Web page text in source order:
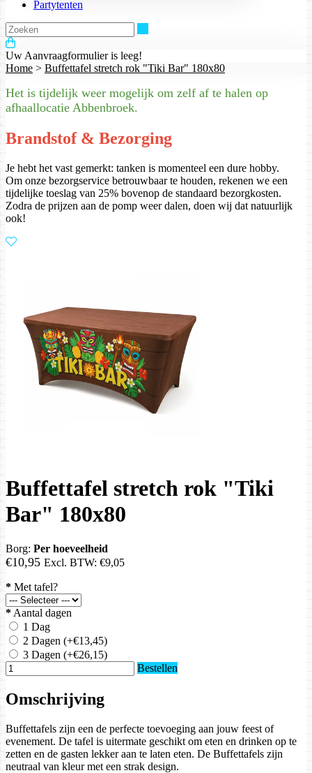
Partytenten
Uw Aanvraagformulier is leeg!
Home > Buffettafel stretch rok "Tiki Bar" 180x80
Het is tijdelijk weer mogelijk om zelf af te halen op
afhaallocatie Abbenbroek.
Brandstof & Bezorging
Je hebt het vast gemerkt: tanken is momenteel een dure hobby.
Om onze bezorgservice betrouwbaar te houden, rekenen we een
tijdelijke toeslag van 25% bovenop de standaard bezorgkosten.
Zodra de prijzen aan de pomp weer dalen, doen wij dat natuurlijk
ook!
Buffettafel stretch rok "Tiki
Bar" 180x80
Borg: Per hoeveelheid
€10,95 Excl. BTW: €9,05
* Met tafel?
* Aantal dagen
1 Dag
2 Dagen (+€13,45)
3 Dagen (+€26,15)
Bestellen
Omschrijving
Buffettafels zijn een de perfecte toevoeging aan jouw feest of
evenement. De tafel is uitermate geschikt om eten en drinken op te
zetten en de gasten lekker aan te laten eten. De Buffettafels zijn
neutraal van kleur met een strak design.